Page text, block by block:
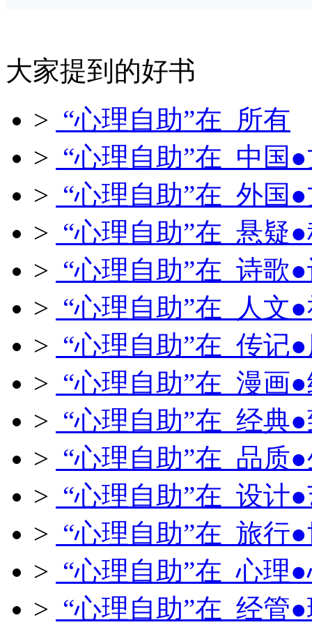
大家提到的好书
> “心理自助”在 所有
> “心理自助”在 中国
> “心理自助”在 外国
> “心理自助”在 悬疑
> “心理自助”在 诗歌
> “心理自助”在 人文
> “心理自助”在 传记
> “心理自助”在 漫画
> “心理自助”在 经典
> “心理自助”在 品质
> “心理自助”在 设计
> “心理自助”在 旅行
> “心理自助”在 心理
> “心理自助”在 经管